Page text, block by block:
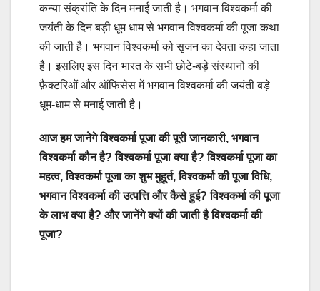
कन्‍या संक्रांति के दिन मनाई जाती है। भगवान विश्‍वकर्मा की
जयंती के दिन बड़ी धूम धाम से भगवान विश्वकर्मा की पूजा कथा
की जाती है। भगवान विश्वकर्मा को सृजन का देवता कहा जाता
है। इसलिए इस दिन भारत के सभी छोटे-बड़े संस्थानों की
फ़ैक्टरिओं और ऑफिसेस में भगवान विश्वकर्मा की जयंती बड़े
धूम-धाम से मनाई जाती है।
आज हम जानेगे विश्वकर्मा पूजा की पूरी जानकारी, भगवान
विश्वकर्मा कौन है? विश्वकर्मा पूजा क्या है? विश्वकर्मा पूजा का
महत्व, विश्वकर्मा पूजा का शुभ मुहूर्त, विश्वकर्मा की पूजा विधि,
भगवान विश्वकर्मा की उत्पत्ति और कैसे हुई? विश्वकर्मा की पूजा
के लाभ क्या है? और जानेंगे क्यों की जाती है विश्वकर्मा की
पूजा?